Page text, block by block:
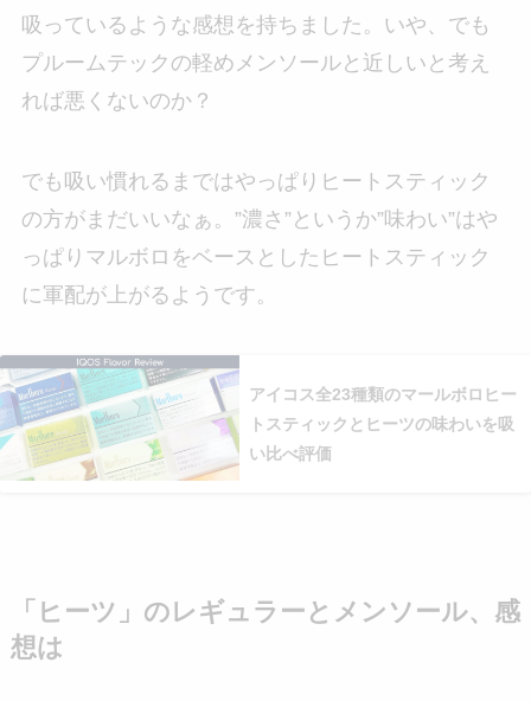
吸っているような感想を持ちました。いや、でも
プルームテックの軽めメンソールと近しいと考え
れば悪くないのか？
でも吸い慣れるまではやっぱりヒートスティック
の方がまだいいなぁ。”濃さ”というか”味わい”はや
っぱりマルボロをベースとしたヒートスティック
に軍配が上がるようです。
アイコス全23種類のマールボロヒー
トスティックとヒーツの味わいを吸
い比べ評価
「ヒーツ」のレギュラーとメンソール、感
想は